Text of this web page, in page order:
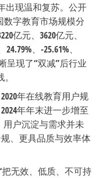
出现温和复苏。公开
数字教育市场规模分
亿元、3620亿元、
、-25.61%、
呈现了“双减”后行业
年在线教育用户规
年年末进一步增至
用户沉淀与需求并未
、更具品质与效率体
把无效、低质、不可持